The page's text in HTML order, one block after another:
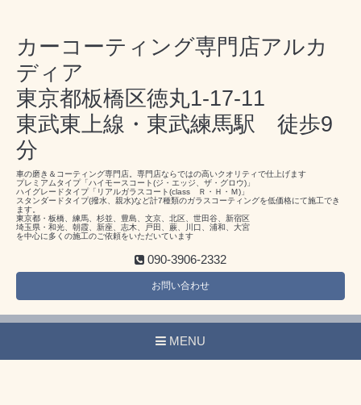
カーコーティング専門店アルカ
ディア
東京都板橋区徳丸1-17-11
東武東上線・東武練馬駅 徒歩9
分
車の磨き＆コーティング専門店。専門店ならではの高いクオリティで仕上げます
プレミアムタイプ「ハイモースコート(ジ・エッジ、ザ・グロウ)」
ハイグレードタイプ「リアルガラスコート(class Ｒ・Ｈ・Ｍ)」
スタンダードタイプ(撥水、親水)など計7種類のガラスコーティングを低価格にて施工でき
ます。
東京都・板橋、練馬、杉並、豊島、文京、北区、世田谷、新宿区
埼玉県・和光、朝霞、新座、志木、戸田、蕨、川口、浦和、大宮
を中心に多くの施工のご依頼をいただいています
090-3906-2332
お問い合わせ
MENU